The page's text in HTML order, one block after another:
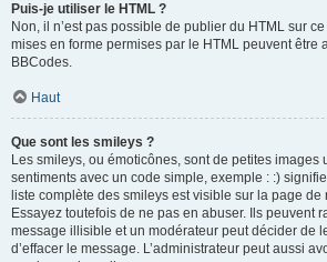
Puis-je utiliser le HTML ?
Non, il n’est pas possible de publier du HTML sur
mises en forme permises par le HTML peuvent être
BBCodes.
Haut
Que sont les smileys ?
Les smileys, ou émoticônes, sont de petites images
sentiments avec un code simple, exemple : :)
liste complète des smileys est visible sur la page
Essayez toutefois de ne pas en abuser. Ils peuvent
message illisible et un modérateur peut décider de
d’effacer le message. L’administrateur peut aussi